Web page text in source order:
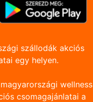
szállodák akciós
egy helyen.
wellness
csomagajánlatai a